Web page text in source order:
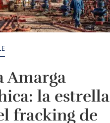
Amarga
la estrella
fracking de